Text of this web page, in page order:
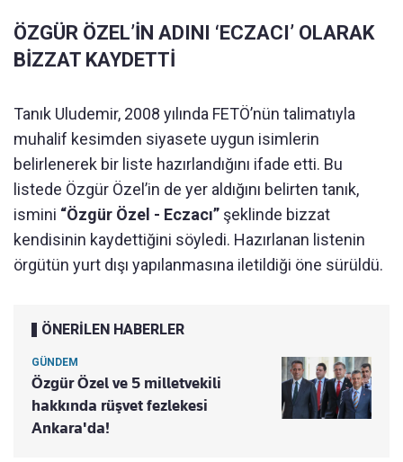
ÖZGÜR ÖZEL’İN ADINI ‘ECZACI’ OLARAK
BİZZAT KAYDETTİ
Tanık Uludemir, 2008 yılında FETÖ’nün talimatıyla
muhalif kesimden siyasete uygun isimlerin
belirlenerek bir liste hazırlandığını ifade etti. Bu
listede Özgür Özel’in de yer aldığını belirten tanık,
ismini “Özgür Özel - Eczacı” şeklinde bizzat
kendisinin kaydettiğini söyledi. Hazırlanan listenin
örgütün yurt dışı yapılanmasına iletildiği öne sürüldü.
ÖNERİLEN HABERLER
GÜNDEM
Özgür Özel ve 5 milletvekili
hakkında rüşvet fezlekesi
Ankara'da!